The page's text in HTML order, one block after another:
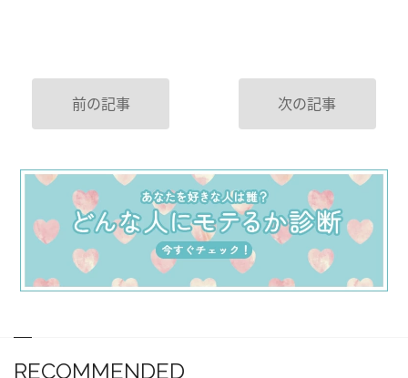
前の記事 次の記事
RECOMMENDED